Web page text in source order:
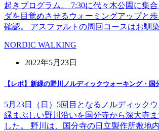
起きプログラム。 7:30に代々木公園に集
ダを目覚めさせるウォーミングアップと
確認。 アスファルトの周回コースはお馴
NORDIC WALKING
2022年5月23日
【レポ】新緑の野川ノルディックウォーキング・国
5月23日（日）5回目となるノルディック
緑まぶしい野川沿いを国分寺から深大寺ま
した。 野川は、国分寺の日立製作所敷地